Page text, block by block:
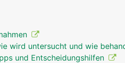
wird untersucht und wie
und Entscheidungshilfen